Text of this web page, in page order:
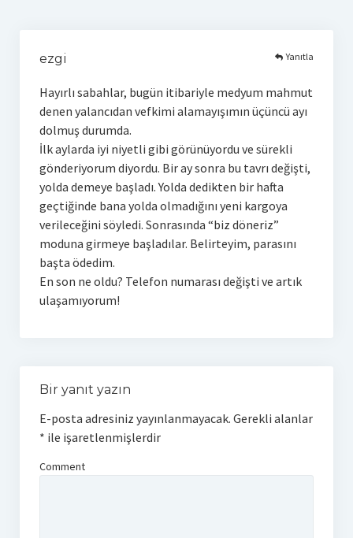
ezgi
Hayırlı sabahlar, bugün itibariyle medyum mahmut
denen yalancıdan vefkimi alamayışımın üçüncü ayı
dolmuş durumda.
İlk aylarda iyi niyetli gibi görünüyordu ve sürekli
gönderiyorum diyordu. Bir ay sonra bu tavrı değişti,
yolda demeye başladı. Yolda dedikten bir hafta
geçtiğinde bana yolda olmadığını yeni kargoya
verileceğini söyledi. Sonrasında “biz döneriz”
moduna girmeye başladılar. Belirteyim, parasını
başta ödedim.
En son ne oldu? Telefon numarası değişti ve artık
ulaşamıyorum!
Yanıtla
Bir yanıt yazın
E-posta adresiniz yayınlanmayacak. Gerekli alanlar
* ile işaretlenmişlerdir
Comment